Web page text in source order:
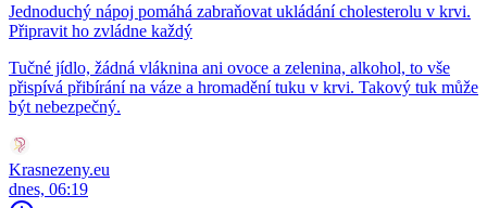
Jednoduchý nápoj pomáhá zabraňovat ukládání cholesterolu v krvi.
Připravit ho zvládne každý
Tučné jídlo, žádná vláknina ani ovoce a zelenina, alkohol, to vše
přispívá přibírání na váze a hromadění tuku v krvi. Takový tuk může
být nebezpečný.
Krasnezeny.eu
dnes, 06:19